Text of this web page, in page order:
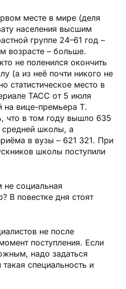
месте в мире (деля
населения высшим
группе 24–61 год –
возрасте – больше.
не поленился окончить
(а из неё почти никого не
статистическое место в
ТАСС от 5 июля
на вице-премьера Т.
что в том году вышло 635
средней школы, а
в вузы – 621 321. При
школы поступили
не социальная
В повестке дня стоят
не после
поступления. Если
надо задаться
специальность и